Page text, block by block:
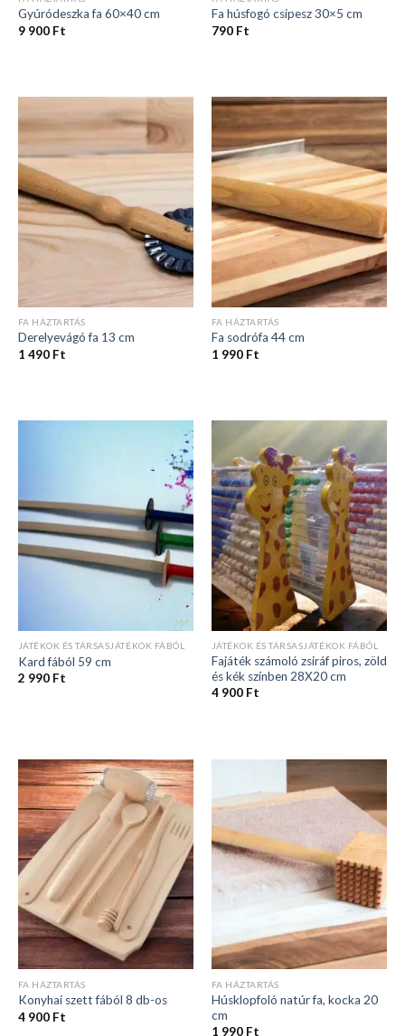
Gyúródeszka fa 60×40 cm
9 900 Ft
Fa húsfogó csipesz 30×5 cm
790 Ft
FA HÁZTARTÁS
Derelyevágó fa 13 cm
1 490 Ft
FA HÁZTARTÁS
Fa sodrófa 44 cm
1 990 Ft
JÁTÉKOK ÉS TÁRSASJÁTÉKOK FÁBÓL
Kard fából 59 cm
2 990 Ft
JÁTÉKOK ÉS TÁRSASJÁTÉKOK FÁBÓL
Fajáték számoló zsiráf piros, zöld
és kék színben 28X20 cm
4 900 Ft
FA HÁZTARTÁS
Konyhai szett fából 8 db-os
4 900 Ft
FA HÁZTARTÁS
Húsklopfoló natúr fa, kocka 20
cm
1 990 Ft